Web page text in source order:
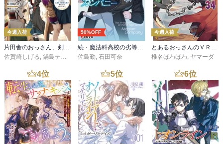
今週入荷
佐賀崎しげる 鍋島テツヒロ
50%OFF
佐島勤 石田可奈
今週入荷
椎名ほわほわ ヤマーダ
4位 5位 6位